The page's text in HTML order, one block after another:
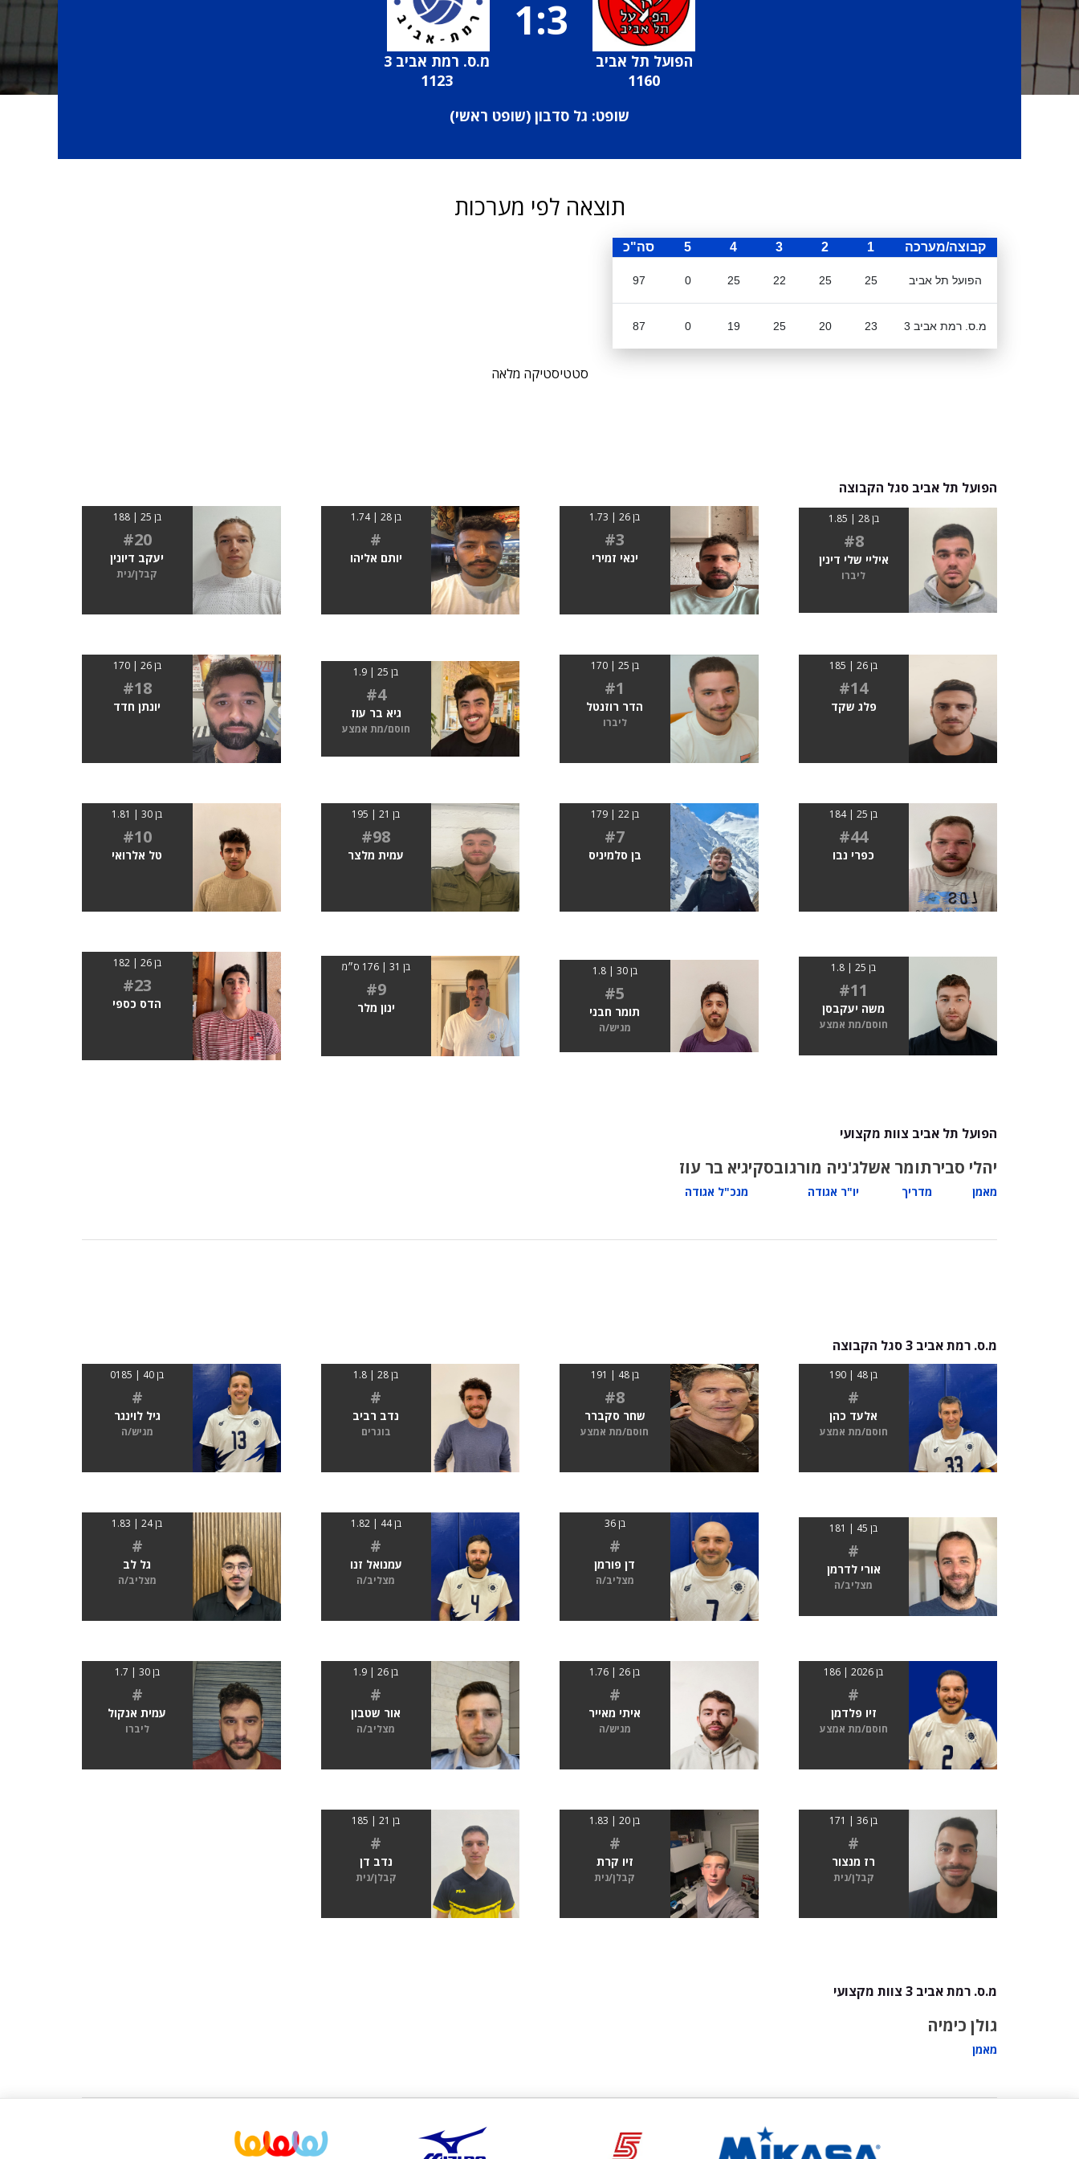
הפועל תל אביב
1160
1:3
מ.ס. רמת אביב 3
1123
שופט: גל סדבון (שופט ראשי)
תוצאה לפי מערכות
קבוצה/מערכה 1
2
3
4
5 סה"כ
הפועל תל אביב 25
25
22
25
0
97
מ.ס. רמת אביב 3 23
20
25
19
0
87
סטטיסטיקה מלאה
הפועל תל אביב סגל הקבוצה
בן 28 | 1.85
#8
איליי שלי דינין
ליברו
בן 26 | 1.73
#3
ינאי זמירי
בן 28 | 1.74
#
יותם אליהו
בן 25 | 188
#20
יעקב דיונין
קבלן/נית
בן 26 | 185
#14
פלג שקד
בן 25 | 170
#1
הדר רוזנטל
ליברו
בן 25 | 1.9
#4
גיא בר עוז
חוסם/מת אמצע
בן 26 | 170
#18
יונתן חדד
בן 25 | 184
#44
כפרי נבו
בן 22 | 179
#7
בן סלמיניס
בן 21 | 195
#98
עמית מלצר
בן 30 | 1.81
#10
טל אלרואי
בן 25 | 1.8
#11
משה יעקבסן
חוסם/מת אמצע
בן 30 | 1.8
#5
תומר חבני
מגיש/ה
בן 31 | 176 ס״מ
#9
ינון מלר
בן 26 | 182
#23
הדס כספי
הפועל תל אביב צוות מקצועי
יהלי סביר
מאמן
תומר אשל
מדריך
ג'ניה מורגובסקי
יו"ר אגודה
גיא בר עוז
מנכ"ל אגודה
מ.ס. רמת אביב 3 סגל הקבוצה
בן 48 | 190
#
אלעד כהן
חוסם/מת אמצע
בן 48 | 191
#8
שחר סקברר
חוסם/מת אמצע
בן 28 | 1.8
#
נדב רביב
בוגרים
בן 40 | 0185
#
גיל לוינגר
מגיש/ה
בן 45 | 181
#
אורי לדרמן
מצליב/ה
בן 36
#
דן פורמן
מצליב/ה
בן 44 | 1.82
#
עמנואל זנו
מצליב/ה
בן 24 | 1.83
#
גל לב
מצליב/ה
בן 2026 | 186
#
זיו פלדמן
חוסם/מת אמצע
בן 26 | 1.76
#
איתי מאייר
מגיש/ה
בן 26 | 1.9
#
אור שטבון
מצליב/ה
בן 30 | 1.7
#
עמית אנקול
ליברו
בן 36 | 171
#
רז מנצור
קבלן/נית
בן 20 | 1.83
#
זיו קרת
קבלן/נית
בן 21 | 185
#
נדב דן
קבלן/נית
מ.ס. רמת אביב 3 צוות מקצועי
גולן כימיה
מאמן